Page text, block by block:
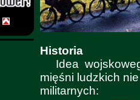
Historia
Idea
mięśni ludzkich
militarnych: